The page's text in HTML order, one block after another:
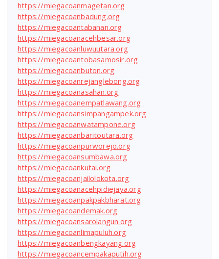
https://miegacoanmagetan.org
https://miegacoanbadung.org
https://miegacoantabanan.org
https://miegacoanacehbesar.org
https://miegacoanluwuutara.org
https://miegacoantobasamosir.org
https://miegacoanbuton.org
https://miegacoanrejanglebong.org
https://miegacoanasahan.org
https://miegacoanempatlawang.org
https://miegacoansimpangampek.org
https://miegacoanwatampone.org
https://miegacoanbaritoutara.org
https://miegacoanpurworejo.org
https://miegacoansumbawa.org
https://miegacoankutai.org
https://miegacoanjailolokota.org
https://miegacoanacehpidiejaya.org
https://miegacoanpakpakbharat.org
https://miegacoandemak.org
https://miegacoansarolangun.org
https://miegacoanlimapuluh.org
https://miegacoanbengkayang.org
https://miegacoancempakaputih.org